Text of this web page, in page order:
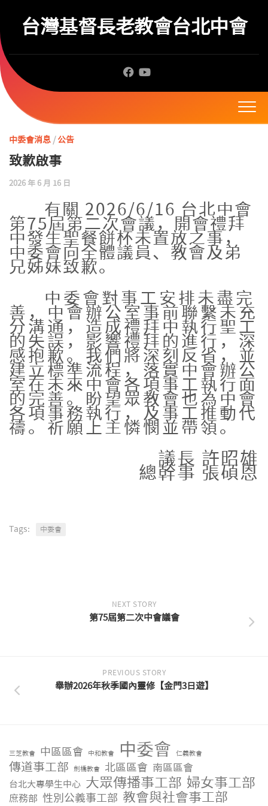
content台灣基督長老教會台北中會
中委會消息 /公告
致歉啟事
2026 年 6 月 16 日
有關 2026/6/16 台北中會
第75屆第二次會議，開會禮拜
中發生聖餐餅杯未置放之事，
中委會向全體議員、教會及弟
兄姊妹致歉。
中委會對事工安排未盡完
善，中會辦公室事前聯繫未充
分溝通，造成禮拜中執行聖工
的失誤，影響禮拜的進行，深
感抱歉。我們將深刻反省，並
建立標準流程，落實中會辦公
室在未來中會各項事工執行面
的完善。盼望眾教會也為中會
各項事務執行，及事工推動代
禱。祈願上主憐憫並帶領。
議長 許昭雄
總幹事 張碩恩
Tags: 中委會
NEXT STORY
第75屆第二次中會議會
PREVIOUS STORY
舉辦2026年秋季國內靈修【金門3日遊】
三芝教會 中區區會 中和教會 中委會 仁義教會
傳道事工部 劍橋教會 北區區會 南區區會
台北大專學生中心 大眾傳播事工部 婦女事工部
庶務部 性別公義事工部 教會與社會事工部